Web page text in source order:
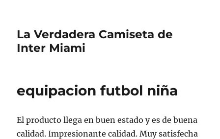
La Verdadera Camiseta de
Inter Miami
equipacion futbol niña
El producto llega en buen estado y es de buena
calidad. Impresionante calidad. Muy satisfecha